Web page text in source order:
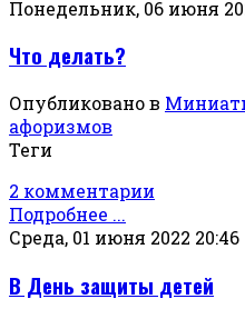
Понедельник, 06 июня
Что делать?
Опубликовано в
афоризмов
Теги
2 комментарии
Подробнее ...
Среда, 01 июня 2022 20:46
В День защиты детей